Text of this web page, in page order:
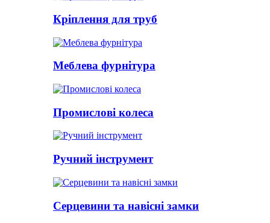
Кріплення для труб
Меблева фурнітура
Промислові колеса
Ручний інструмент
Серцевини та навісні замки